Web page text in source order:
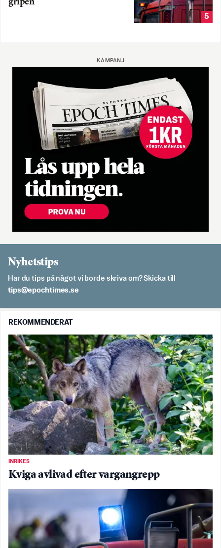
gripen
5
KAMPANJ
Nyhetstips
Har du tips på något vi borde skriva om? Skicka till
es.semithcope@spit
REKOMMENDERAT
INRIKES
Kviga avlivad efter vargangrepp